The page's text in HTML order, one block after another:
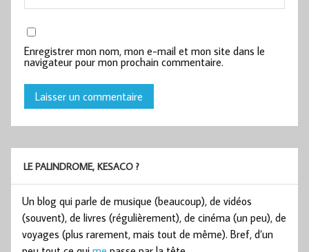
Enregistrer mon nom, mon e-mail et mon site dans le
navigateur pour mon prochain commentaire.
LE PALINDROME, KESACO ?
Un blog qui parle de musique (beaucoup), de vidéos
(souvent), de livres (régulièrement), de cinéma (un peu), de
voyages (plus rarement, mais tout de même). Bref, d’un